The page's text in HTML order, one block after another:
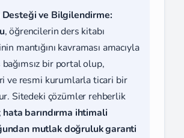
Desteği ve Bilgilendirme:
, öğrencilerin ders kitabı
mantığını kavraması amacıyla
bir portal olup,
ve resmi kurumlarla ticari bir
Sitedeki çözümler rehberlik
hata barındırma ihtimali
mutlak doğruluk garanti